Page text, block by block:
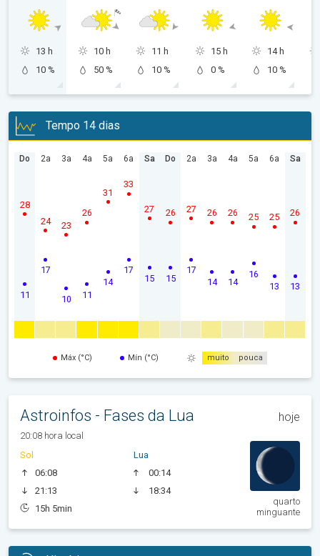
13 h
10 %
10 h
50 %
11 h
10 %
15 h
0 %
14 h
10 %
Tempo 14 dias
Do
11
28
2a
17
24
3a
10
23
4a
11
26
5a
14
31
6a
17
33
Sa
15
27
Do
15
26
2a
17
27
3a
14
26
4a
14
26
5a
16
25
6a
13
25
Sa
13
26
Máx (°C) Mín (°C) muito pouca
Astroinfos - Fases da Lua hoje
20:08 hora local
Sol
06:08
21:13
15h 5min
Lua
00:14
18:34
quarto
minguante